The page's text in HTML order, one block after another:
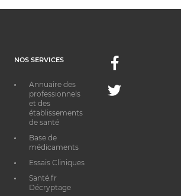
NOS SERVICES
Annuaire des
professionnels
et des
établissements
de santé
Base de
médicaments
Essais Cliniques
Santé.fr
Décryptage
Facebook
Twitter